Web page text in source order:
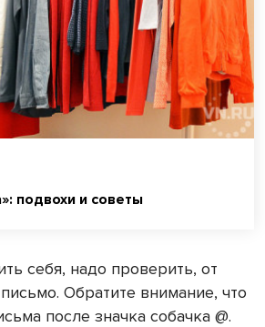
подвохи и советы
себя, надо проверить, от
Обратите внимание, что
после значка собачка @.